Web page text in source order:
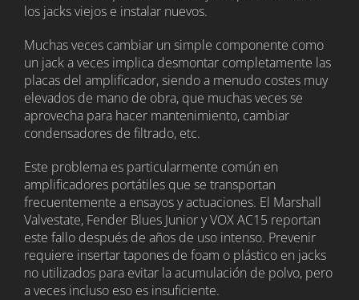
los jacks viejos e instalar nuevos.
Muchas veces cambiar un simple componente como
un jack a veces implica desmontar completamente las
placas del amplificador, siendo a menudo costes muy
elevados de mano de obra, que muchas veces se
aprovecha para hacer mantenimiento, cambiar
condensadores de filtrado, etc.
Este problema es particularmente común en
amplificadores portátiles que se transportan
frecuentemente a ensayos y actuaciones. El Marshall
Valvestate, Fender Blues Junior y VOX AC15 reportan
este fallo después de años de uso intenso. Prevenir
requiere insertar tapones de foam o plástico en jacks
no utilizados para evitar la acumulación de polvo, pero
a veces incluso eso es insuficiente.